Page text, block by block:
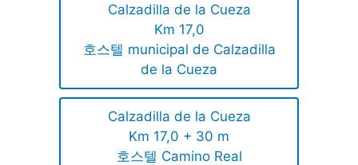
Calzadilla de la Cueza
Km 17,0
호스텔 municipal de Calzadilla
de la Cueza
Calzadilla de la Cueza
Km 17,0 + 30 m
호스텔 Camino Real